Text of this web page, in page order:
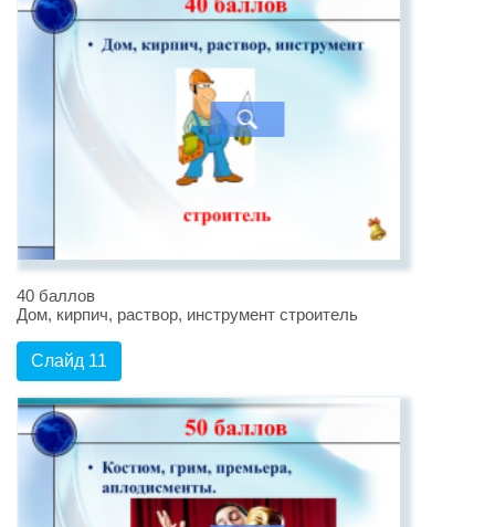
40 баллов
Дом, кирпич, раствор, инструмент строитель
Слайд 11